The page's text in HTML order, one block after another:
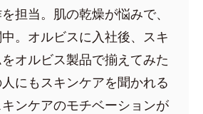
担当。肌の乾燥が悩みで、
。オルビスに入社後、スキ
オルビス製品で揃えてみた
にもスキンケアを聞かれる
ンケアのモチベーションが